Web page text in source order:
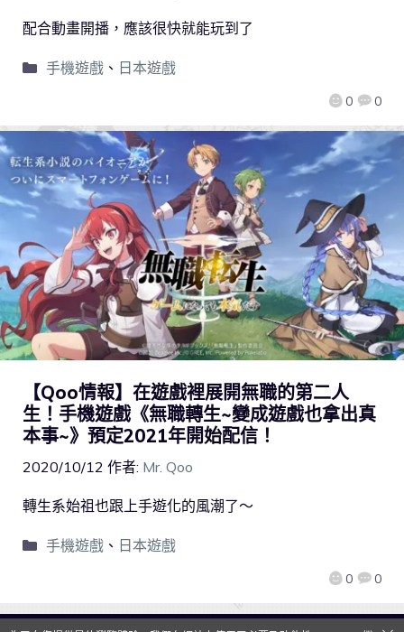
0 0
配合動畫開播，應該很快就能玩到了
手機遊戲、 日本遊戲
【Qoo情報】在遊戲裡展開無職的第二人
生！手機遊戲《無職轉生~變成遊戲也拿出真
本事~》預定2021年開始配信！
2020/10/12 作者: Mr. Qoo
0 0
轉生系始祖也跟上手遊化的風潮了～
手機遊戲、 日本遊戲